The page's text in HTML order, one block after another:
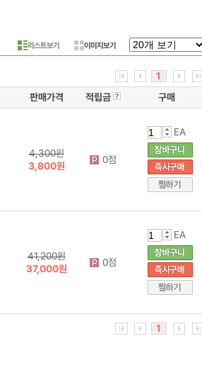
리스트보기 이미지보기
1
판매가격 적립금 구매
4,300원
3,800원
0점
EA
41,200원
37,000원
0점
EA
1